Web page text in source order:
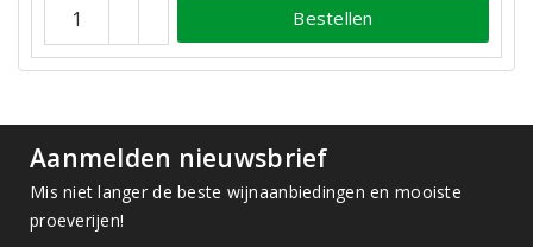
Bestellen
Aanmelden nieuwsbrief
Mis niet langer de beste wijnaanbiedingen en mooiste
proeverijen!